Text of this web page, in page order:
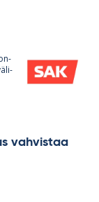
vah­vis­taa